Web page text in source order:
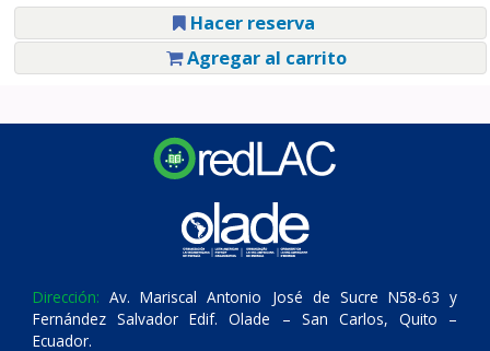
Hacer reserva
Agregar al carrito
Dirección: Av. Mariscal Antonio José de Sucre N58-63 y
Fernández Salvador Edif. Olade – San Carlos, Quito –
Ecuador.